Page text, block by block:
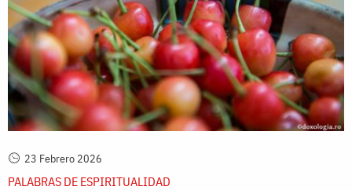
23 Febrero 2026
PALABRAS DE ESPIRITUALIDAD